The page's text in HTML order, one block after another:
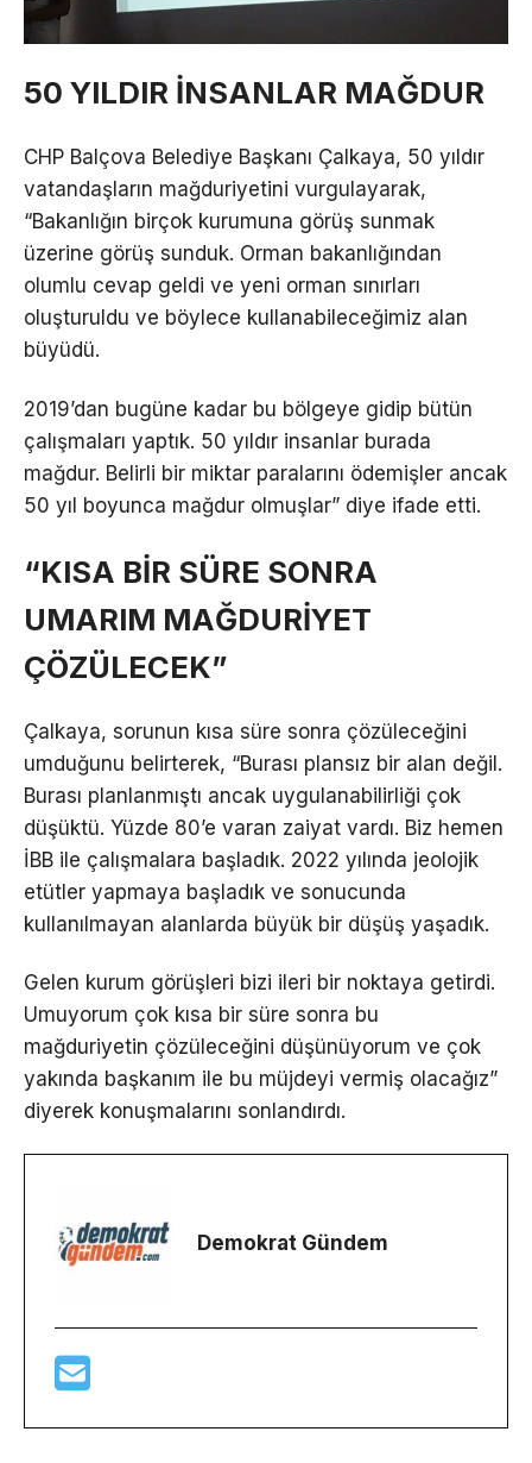
50 YILDIR İNSANLAR MAĞDUR
CHP Balçova Belediye Başkanı Çalkaya, 50 yıldır
vatandaşların mağduriyetini vurgulayarak,
“Bakanlığın birçok kurumuna görüş sunmak
üzerine görüş sunduk. Orman bakanlığından
olumlu cevap geldi ve yeni orman sınırları
oluşturuldu ve böylece kullanabileceğimiz alan
büyüdü.
2019’dan bugüne kadar bu bölgeye gidip bütün
çalışmaları yaptık. 50 yıldır insanlar burada
mağdur. Belirli bir miktar paralarını ödemişler ancak
50 yıl boyunca mağdur olmuşlar” diye ifade etti.
“KISA BİR SÜRE SONRA
UMARIM MAĞDURİYET
ÇÖZÜLECEK”
Çalkaya, sorunun kısa süre sonra çözüleceğini
umduğunu belirterek, “Burası plansız bir alan değil.
Burası planlanmıştı ancak uygulanabilirliği çok
düşüktü. Yüzde 80’e varan zaiyat vardı. Biz hemen
İBB ile çalışmalara başladık. 2022 yılında jeolojik
etütler yapmaya başladık ve sonucunda
kullanılmayan alanlarda büyük bir düşüş yaşadık.
Gelen kurum görüşleri bizi ileri bir noktaya getirdi.
Umuyorum çok kısa bir süre sonra bu
mağduriyetin çözüleceğini düşünüyorum ve çok
yakında başkanım ile bu müjdeyi vermiş olacağız”
diyerek konuşmalarını sonlandırdı.
Demokrat Gündem